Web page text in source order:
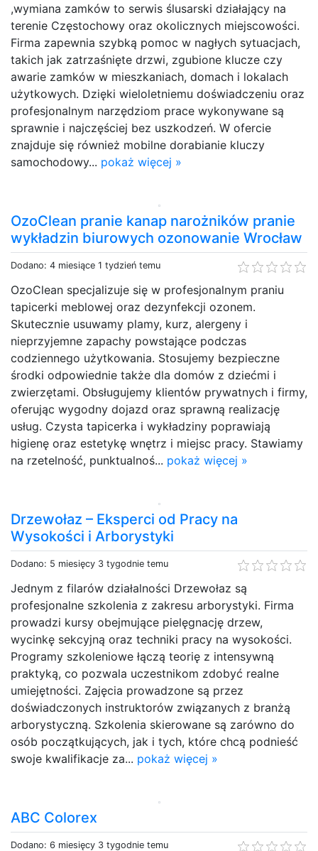
,wymiana zamków to serwis ślusarski działający na
terenie Częstochowy oraz okolicznych miejscowości.
Firma zapewnia szybką pomoc w nagłych sytuacjach,
takich jak zatrzaśnięte drzwi, zgubione klucze czy
awarie zamków w mieszkaniach, domach i lokalach
użytkowych. Dzięki wieloletniemu doświadczeniu oraz
profesjonalnym narzędziom prace wykonywane są
sprawnie i najczęściej bez uszkodzeń. W ofercie
znajduje się również mobilne dorabianie kluczy
samochodowy... pokaż więcej »
OzoClean pranie kanap narożników pranie
wykładzin biurowych ozonowanie Wrocław
Dodano: 4 miesiące 1 tydzień temu
OzoClean specjalizuje się w profesjonalnym praniu
tapicerki meblowej oraz dezynfekcji ozonem.
Skutecznie usuwamy plamy, kurz, alergeny i
nieprzyjemne zapachy powstające podczas
codziennego użytkowania. Stosujemy bezpieczne
środki odpowiednie także dla domów z dziećmi i
zwierzętami. Obsługujemy klientów prywatnych i firmy,
oferując wygodny dojazd oraz sprawną realizację
usług. Czysta tapicerka i wykładziny poprawiają
higienę oraz estetykę wnętrz i miejsc pracy. Stawiamy
na rzetelność, punktualnoś... pokaż więcej »
Drzewołaz – Eksperci od Pracy na
Wysokości i Arborystyki
Dodano: 5 miesięcy 3 tygodnie temu
Jednym z filarów działalności Drzewołaz są
profesjonalne szkolenia z zakresu arborystyki. Firma
prowadzi kursy obejmujące pielęgnację drzew,
wycinkę sekcyjną oraz techniki pracy na wysokości.
Programy szkoleniowe łączą teorię z intensywną
praktyką, co pozwala uczestnikom zdobyć realne
umiejętności. Zajęcia prowadzone są przez
doświadczonych instruktorów związanych z branżą
arborystyczną. Szkolenia skierowane są zarówno do
osób początkujących, jak i tych, które chcą podnieść
swoje kwalifikacje za... pokaż więcej »
ABC Colorex
Dodano: 6 miesięcy 3 tygodnie temu